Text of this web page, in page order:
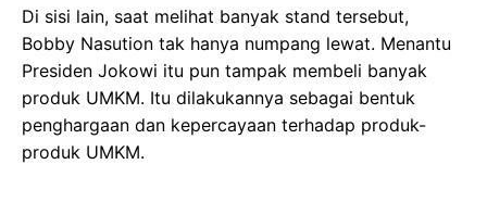
Di sisi lain, saat melihat banyak stand tersebut,
Bobby Nasution tak hanya numpang lewat. Menantu
Presiden Jokowi itu pun tampak membeli banyak
produk UMKM. Itu dilakukannya sebagai bentuk
penghargaan dan kepercayaan terhadap produk-
produk UMKM.